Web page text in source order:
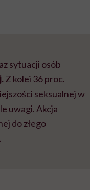
sytuacji osób
Z kolei 36 proc.
seksualnej w
uwagi. Akcja
do złego